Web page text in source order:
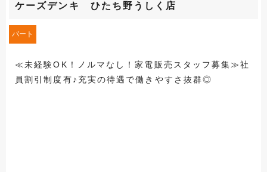
ケーズデンキ ひたち野うしく店
パート
≪未経験OK！ノルマなし！家電販売スタッフ募集≫社
員割引制度有♪充実の待遇で働きやすさ抜群◎